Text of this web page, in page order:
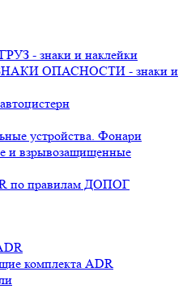
- знаки и наклейки
ОПАСНОСТИ - знаки и
устройства. Фонари
и взрывозащищенные
по правилам ДОПОГ
комплекта ADR